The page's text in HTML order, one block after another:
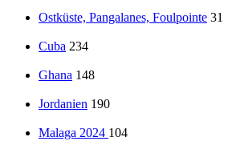
Ostküste, Pangalanes, Foulpointe 31
Cuba 234
Ghana 148
Jordanien 190
Malaga 2024 104